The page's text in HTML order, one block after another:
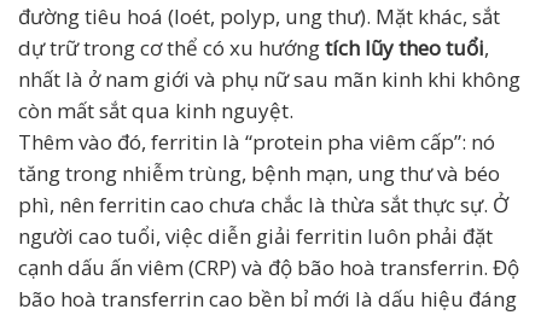
đường tiêu hoá (loét, polyp, ung thư). Mặt khác, sắt
dự trữ trong cơ thể có xu hướngtích lũy theo tuổi,
nhất là ở nam giới và phụ nữ sau mãn kinh khi không
còn mất sắt qua kinh nguyệt.
Thêm vào đó, ferritin là “protein pha viêm cấp”: nó
tăng trong nhiễm trùng, bệnh mạn, ung thư và béo
phì, nên ferritin cao chưa chắc là thừa sắt thực sự. Ở
người cao tuổi, việc diễn giải ferritin luôn phải đặt
cạnh dấu ấn viêm (CRP) và độ bão hoà transferrin. Độ
bão hoà transferrin cao bền bỉ mới là dấu hiệu đáng